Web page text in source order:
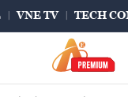
VNE TV TECH